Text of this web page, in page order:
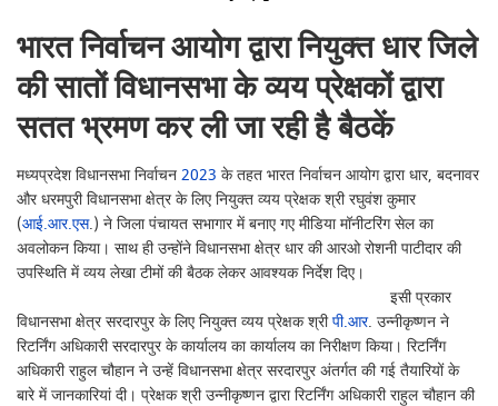
भारत निर्वाचन आयोग द्वारा नियुक्त धार जिले
की सातों विधानसभा के व्यय प्रेक्षकों द्वारा
सतत भ्रमण कर ली जा रही है बैठकें
मध्यप्रदेश विधानसभा निर्वाचन2023 के तहत भारत निर्वाचन आयोग द्वारा धार, बदनावर
और धरमपुरी विधानसभा क्षेत्र के लिए नियुक्त व्यय प्रेक्षक श्री रघुवंश कुमार
(आई.आर.एस.) ने जिला पंचायत सभागार में बनाए गए मीडिया मॉनीटरिंग सेल का
अवलोकन किया। साथ ही उन्होंने विधानसभा क्षेत्र धार की आरओ रोशनी पाटीदार की
उपस्थिति में व्यय लेखा टीमों की बैठक लेकर आवश्यक निर्देश दिए।
इसी प्रकार
विधानसभा क्षेत्र सरदारपुर के लिए नियुक्त व्यय प्रेक्षक श्रीपी.आर. उन्नीकृष्णन ने
रिटर्निंग अधिकारी सरदारपुर के कार्यालय का कार्यालय का निरीक्षण किया। रिटर्निंग
अधिकारी राहुल चौहान ने उन्हें विधानसभा क्षेत्र सरदारपुर अंतर्गत की गई तैयारियों के
बारे में जानकारियां दी। प्रेक्षक श्री उन्नीकृष्णन द्वारा रिटर्निंग अधिकारी राहुल चौहान की